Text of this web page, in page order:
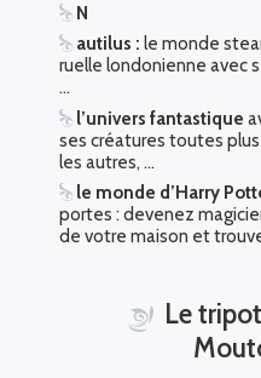
N
autilus :le monde
ruelle londonienne avec
…
l’univers fantastique
ses créatures toutes
les autres, …
le monde d’Harry
portes : devenez
de votre maison et
Le